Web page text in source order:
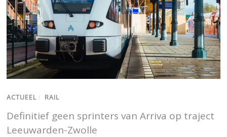
ACTUEEL / RAIL
Definitief geen sprinters van Arriva op traject
Leeuwarden-Zwolle